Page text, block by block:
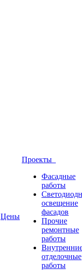
Цены
Проекты
Фасадные
работы
освещение
фасадов
Прочие
ремонтные
работы
отделочные
работы